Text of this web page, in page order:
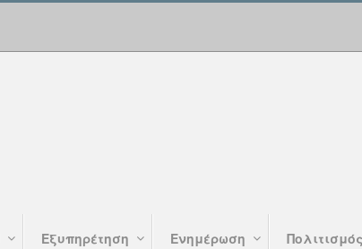
Εξυπηρέτηση Ενημέρωση Πολιτισμός